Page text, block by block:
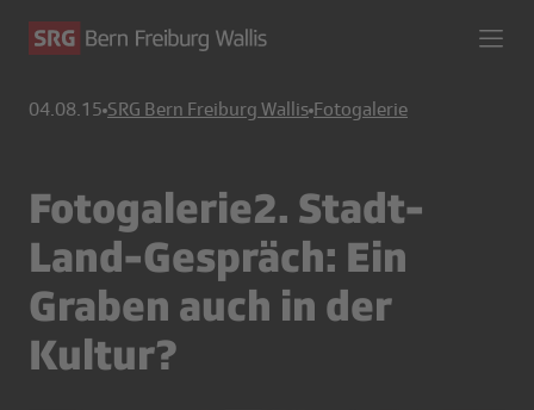
04.08.15 SRG Bern Freiburg Wallis Fotogalerie
Fotogalerie2. Stadt-
Land-Gespräch: Ein
Graben auch in der
Kultur?